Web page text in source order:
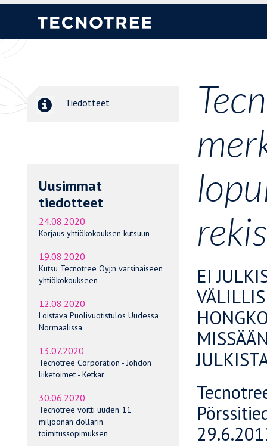
Tiedotteet
Uusimmat
tiedotteet
24.08.2020
Korjaus yhtiökokouksen kutsuun
19.08.2020
Kutsu Tecnotree Oyj:n varsinaiseen
yhtiökokoukseen
12.08.2020
Loistava Puolivuotistulos Uudessa
Normaalissa
13.07.2020
Tecnotree Corporation - Johdon
liiketoimet - Ketkar
30.06.2020
Tecnotree voitti uuden 11
miljoonan dollarin
toimitussopimuksen
EI